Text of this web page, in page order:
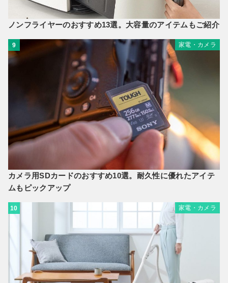
ノンフライヤーのおすすめ13選。大容量のアイテムもご紹介
9 家電・カメラ
カメラ用SDカードのおすすめ10選。耐久性に優れたアイテ
ムもピックアップ
10 家電・カメラ